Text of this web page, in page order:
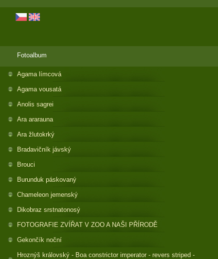
Fotoalbum
Agama límcová
Agama vousatá
Anolis sagrei
Ara ararauna
Ara žlutokrký
Bradavičník jávský
Brouci
Burunduk páskovaný
Chameleon jemenský
Dikobraz srstnatonosý
FOTOGRAFIE ZVÍŘAT V ZOO A NAŠI PŘÍRODĚ
Gekončík noční
Hroznýš královský - Boa constrictor imperator - revers striped -